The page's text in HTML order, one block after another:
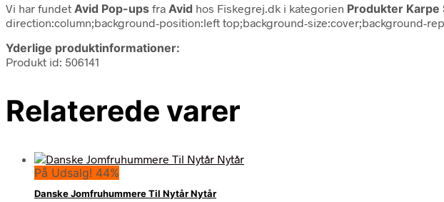
Vi har fundet Avid Pop-ups fra Avid hos Fiskegrej.dk i kategorien Produkter Karpe
direction:column;background-position:left top;background-size:cover;background-
Yderlige produktinformationer:
Produkt id: 506141
Relaterede varer
På Udsalg! 44%
Danske Jomfruhummere Til Nytår Nytår